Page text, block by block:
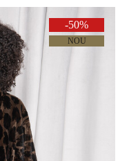
-50%
NOU